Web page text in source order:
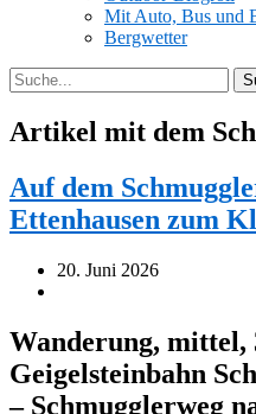
Mit Auto, Bus und
Bergwetter
Artikel mit dem
Auf dem
Ettenhausen zum
20. Juni 2026
Wanderung,
Geigelsteinbahn
– Schmugglerweg